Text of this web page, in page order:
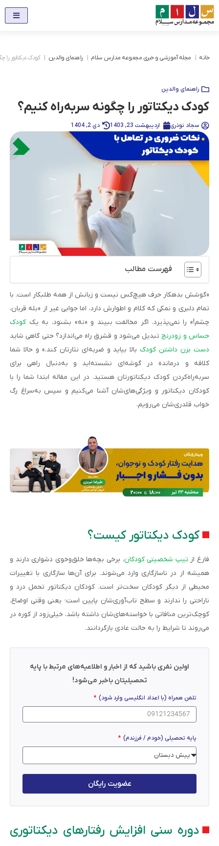
خانه مجله آموزشی و خبری مجموعه مدارس سلام راهنمای والدین کودک دیکتاتور را
راهنمای والدین
کودک دیکتاتور را چگونه سربه‌راه کنیم؟
سجاد نوذری اردیبهشت 23, 1403 دی 2, 1404
فهرست مطالب
«گوشش بدهکار حرف هیچ‌کس نیست و زبانش از همه طلبکار است. با
تمام دلبری و نمکی که کلام و اطوارش دارد، اما جوابی غیر از «بله قربان،
چشم!» را نمی‌پذیرد. اگر مخالفت ببیند و «نه» بشنود، به یک کودک
حساس و زودرنج تبدیل می‌شود و قشرق راه می‌اندازد؟ حتی گاهی شاید
دست بزن داشتن کودک بالا بیاید و ضربه‌ای نثارتان کند.» و حالا شما
کلافه و درمانده در گوشه‌ای نشسته‌اید و به‌دنبال راهی برای
سربه‌راه‌کردن کودک دیکتاتورتان هستید. در این مقاله ابتدا شما را با
کودکان دیکتاتور و ویژگی‌های‌شان آشنا می‌کنیم و سپس به‌سراغ رگ
خواب قلدری‌شان می‌رویم.
کودک دیکتاتور کیست؟
فارغ از تیپ شخصیتی کودکان، برخی بچه‌ها خلق‌وخوی دشواری دارند و
همیشه از در ناسازگاری وارد می‌شوند. برای آن‌ها سازگاری با تغییرات
محیطی از دیگر کودکان سخت‌تر است. کودکان دیکتاتور تحمل درد و
ناراحتی را ندارند و سطح تاب‌آوری‌شان پایین‌ است؛ یعنی وقتی اوضاع،
کوچک‌ترین منافاتی با خواسته‌های‌شان داشته باشد، خیلی‌زود از کوره در
می‌روند تا شرایط را به حالت عادی بازگردانند.
اولین نفری باشید که از اخبار و اطلاعیه‌های مرتبط با پایه
تحصیلیتان باخبر می‌شود!
تلفن همراه (با اعداد انگلیسی وارد شود)
پایه تحصیلی (خودم / فرزندم)
عضویت رایگان
دوره سنی افزایش رفتارهای دیکتاتوری